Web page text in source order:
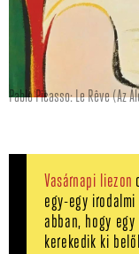
Pablo Picasso: Le Rêve (Az
Vasárnapi liezon
egy-egy
abban, hogy
kerekedik ki